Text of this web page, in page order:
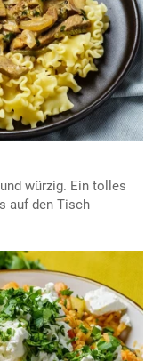
würzig. Ein tolles
auf den Tisch